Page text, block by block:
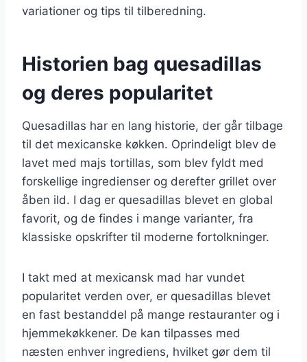
variationer og tips til tilberedning.
Historien bag quesadillas
og deres popularitet
Quesadillas har en lang historie, der går tilbage
til det mexicanske køkken. Oprindeligt blev de
lavet med majs tortillas, som blev fyldt med
forskellige ingredienser og derefter grillet over
åben ild. I dag er quesadillas blevet en global
favorit, og de findes i mange varianter, fra
klassiske opskrifter til moderne fortolkninger.
I takt med at mexicansk mad har vundet
popularitet verden over, er quesadillas blevet
en fast bestanddel på mange restauranter og i
hjemmekøkkener. De kan tilpasses med
næsten enhver ingrediens, hvilket gør dem til